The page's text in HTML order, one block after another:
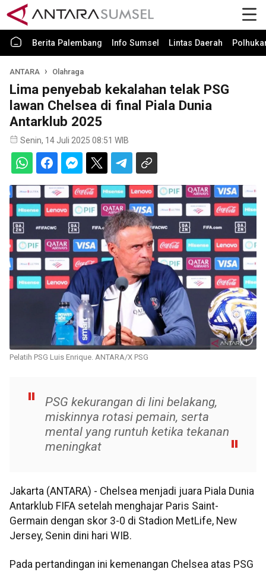
Berita Palembang Info Sumsel Lintas Daerah
ANTARA Olahraga
Lima penyebab kekalahan telak PSG
lawan Chelsea di final Piala Dunia
Antarklub 2025
Senin, 14 Juli 2025 08:51 WIB
Pelatih PSG Luis Enrique. ANTARA/X PSG
PSG kekurangan di lini belakang,
miskinnya rotasi pemain, serta
mental yang runtuh ketika tekanan
meningkat
Jakarta (ANTARA) - Chelsea menjadi juara Piala Dunia
Antarklub FIFA setelah menghajar Paris Saint-
Germain dengan skor 3-0 di Stadion MetLife, New
Jersey, Senin dini hari WIB.
Pada pertandingan ini kemenangan Chelsea atas PSG